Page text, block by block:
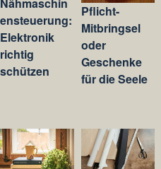
ensteuerung:
Elektronik
richtig
schützen
Pflicht-
Mitbringsel
oder
Geschenke
für die Seele